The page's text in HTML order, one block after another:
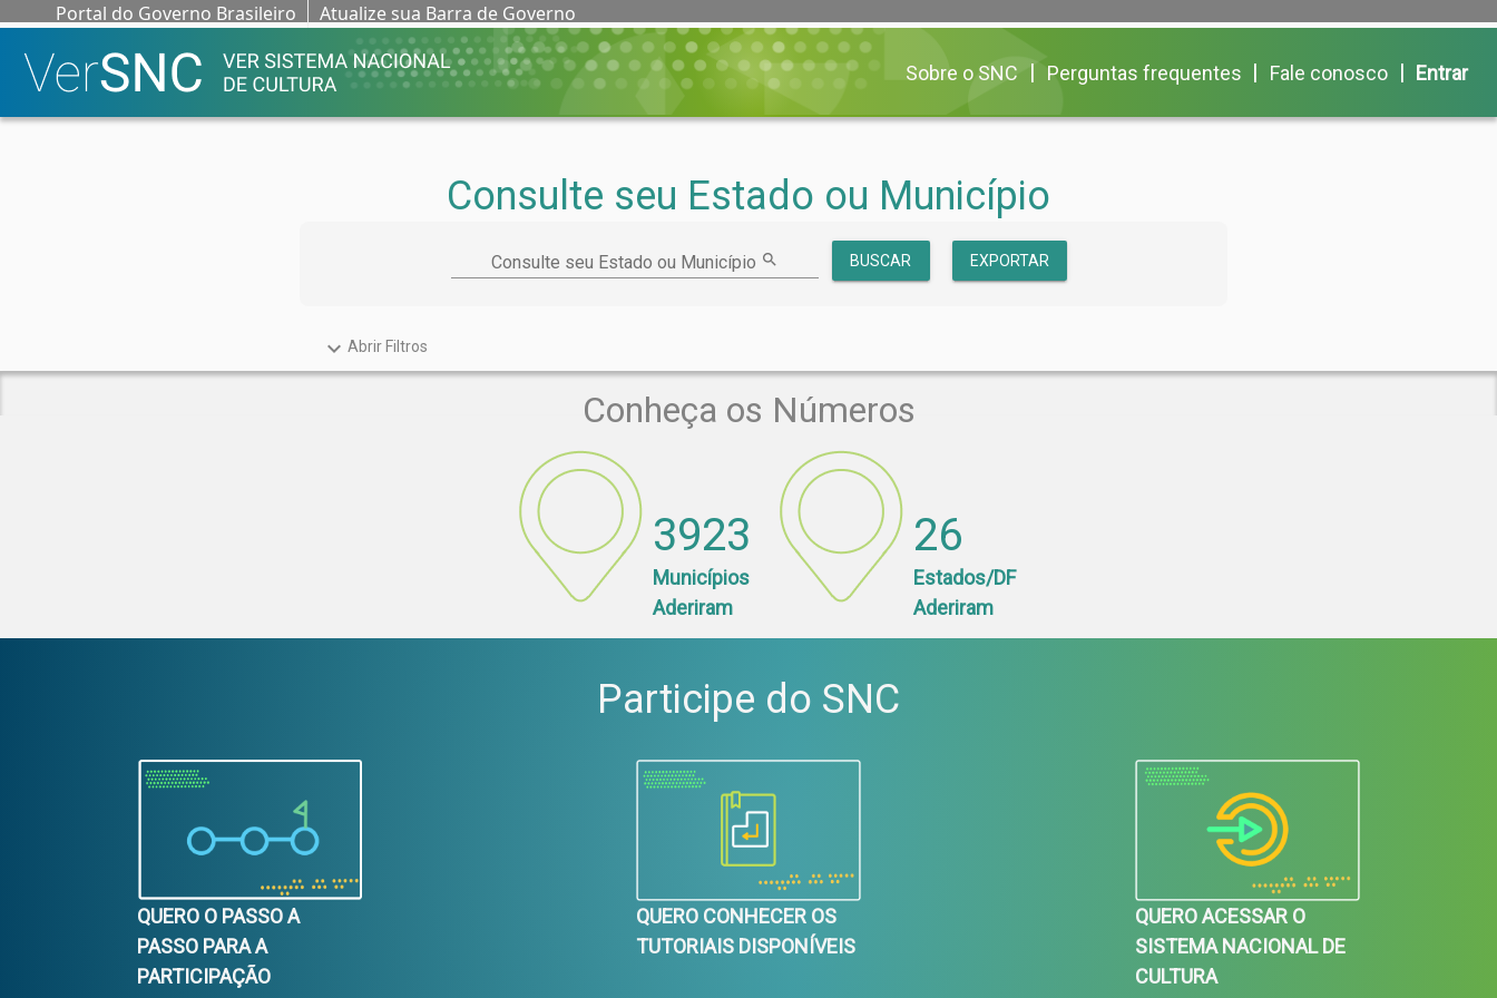
Portal do Governo Brasileiro Atualize sua Barra de Governo
Sobre o SNC | Perguntas frequentes | Fale conosco | Entrar
Consulte seu Estado ou Município
Consulte seu Estado ou Município search BUSCAR EXPORTAR
keyboard_arrow_downAbrir Filtros
Conheça os Números
3923
Municípios
Aderiram
26
Estados/DF
Aderiram
Participe do SNC
QUERO O PASSO A
PASSO PARA A
PARTICIPAÇÃO
QUERO CONHECER OS
TUTORIAIS DISPONÍVEIS
QUERO ACESSAR O
SISTEMA NACIONAL DE
CULTURA